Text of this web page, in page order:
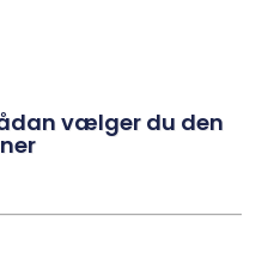
vælger du den